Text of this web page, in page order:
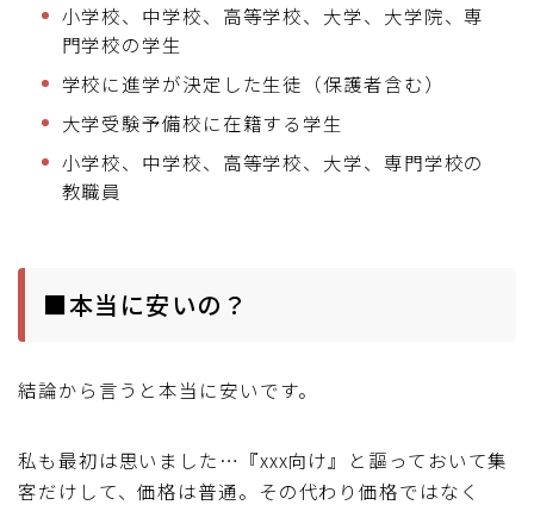
小学校、中学校、高等学校、大学、大学院、専
門学校の学生
学校に進学が決定した生徒（保護者含む）
大学受験予備校に在籍する学生
小学校、中学校、高等学校、大学、専門学校の
教職員
■本当に安いの？
結論から言うと本当に安いです。
私も最初は思いました…『xxx向け』と謳っておいて集
客だけして、価格は普通。その代わり価格ではなく